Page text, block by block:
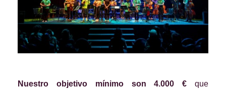
Nuestro objetivo mínimo son 4.000 € que